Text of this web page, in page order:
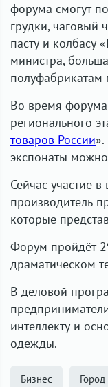
форума смогут
грудки, чаговый
пасту и колбасу
министра,
полуфабрикатам
Во время форума
регионального
товаров России
экспонаты можно
Сейчас участие
производитель
которые
Форум пройдёт
драматическом
В деловой
интеллекту и
одежды.
Бизнес